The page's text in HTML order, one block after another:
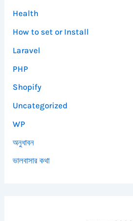
Health
How to set or Install
Laravel
PHP
Shopify
Uncategorized
WP
অনুধাবন
ভালবাসার কথা